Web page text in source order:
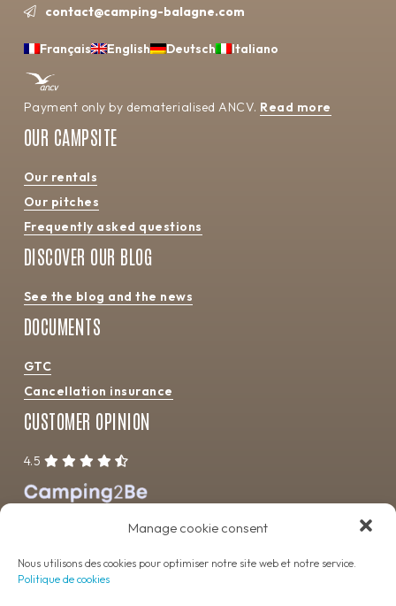
Manage cookie consent
Nous utilisons des cookies pour optimiser notre site web et notre service.
Politique de cookies
contact@camping-balagne.com
Français English Deutsch Italiano
Payment only by dematerialised ANCV. Read more
OUR CAMPSITE
Our rentals
Our pitches
Frequently asked questions
DISCOVER OUR BLOG
See the blog and the news
DOCUMENTS
GTC
Cancellation insurance
CUSTOMER OPINION
4.5